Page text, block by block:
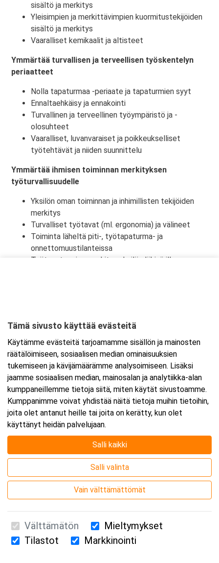
sisältö ja merkitys
Yleisimpien ja merkittävimpien kuormitustekijöiden
sisältö ja merkitys
Vaaralliset kemikaalit ja altisteet
Ymmärtää turvallisen ja terveellisen työskentelyn
periaatteet
Nolla tapaturmaa -periaate ja tapaturmien syyt
Ennaltaehkäisy ja ennakointi
Turvallinen ja terveellinen työympäristö ja -
olosuhteet
Vaaralliset, luvanvaraiset ja poikkeukselliset
työtehtävät ja niiden suunnittelu
Ymmärtää ihmisen toiminnan merkityksen
työturvallisuudelle
Yksilön oman toiminnan ja inhimillisten tekijöiden
merkitys
Turvalliset työtavat (ml. ergonomia) ja välineet
Toiminta läheltä piti-, työtapaturma- ja
onnettomuustilanteissa
Työtapaturmien merkitys yksilön lähipiirille,
Ajankohta
Alkaa:24.11.2026 08:30
Päättyy:24.11.2026 16:00
Lisää tapahtuma kalenteriisi
Webinaari
Suomen Ensiapukoulutus Oy / Valimotie 21 / 00380 Helsinki
Tämä sivusto käyttää evästeitä
Käytämme evästeitä tarjoamamme sisällön ja mainosten
räätälöimiseen, sosiaalisen median ominaisuuksien
tukemiseen ja kävijämäärämme analysoimiseen. Lisäksi
jaamme sosiaalisen median, mainosalan ja analytiikka-alan
kumppaneillemme tietoja siitä, miten käytät sivustoamme.
Kumppanimme voivat yhdistää näitä tietoja muihin tietoihin,
joita olet antanut heille tai joita on kerätty, kun olet
käyttänyt heidän palvelujaan.
Salli kaikki
Salli valinta
Vain välttämättömät
Välttämätön
Mieltymykset
Tilastot
Markkinointi